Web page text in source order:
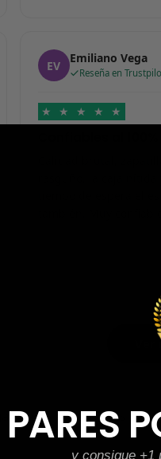
EV Emiliano Vega
Reseña en
★ ★ ★ ★ ★
Datos personales
y consigue +1